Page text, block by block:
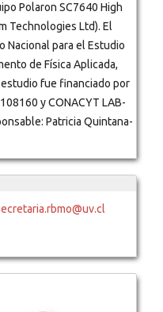
Polaron SC7640 High
Technologies Ltd). El
Nacional para el Estudio
de Física Aplicada,
estudio fue financiado por
y CONACYT LAB-
Patricia Quintana-